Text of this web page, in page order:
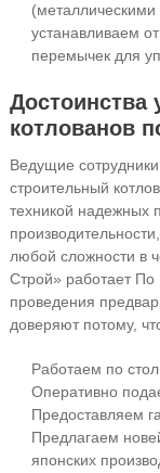
устанавливаем
перемычек для
Достоинства
котлованов
Ведущие
строительный
техникой надежных
любой сложности в
Строй» работает По
проведения
доверяют потому,
Работаем по
Оперативно
Предоставляем
Предлагаем
японских